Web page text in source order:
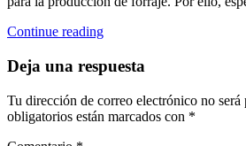
Continue reading
Deja una respuesta
Tu dirección de correo electrónico no será
obligatorios están marcados con *